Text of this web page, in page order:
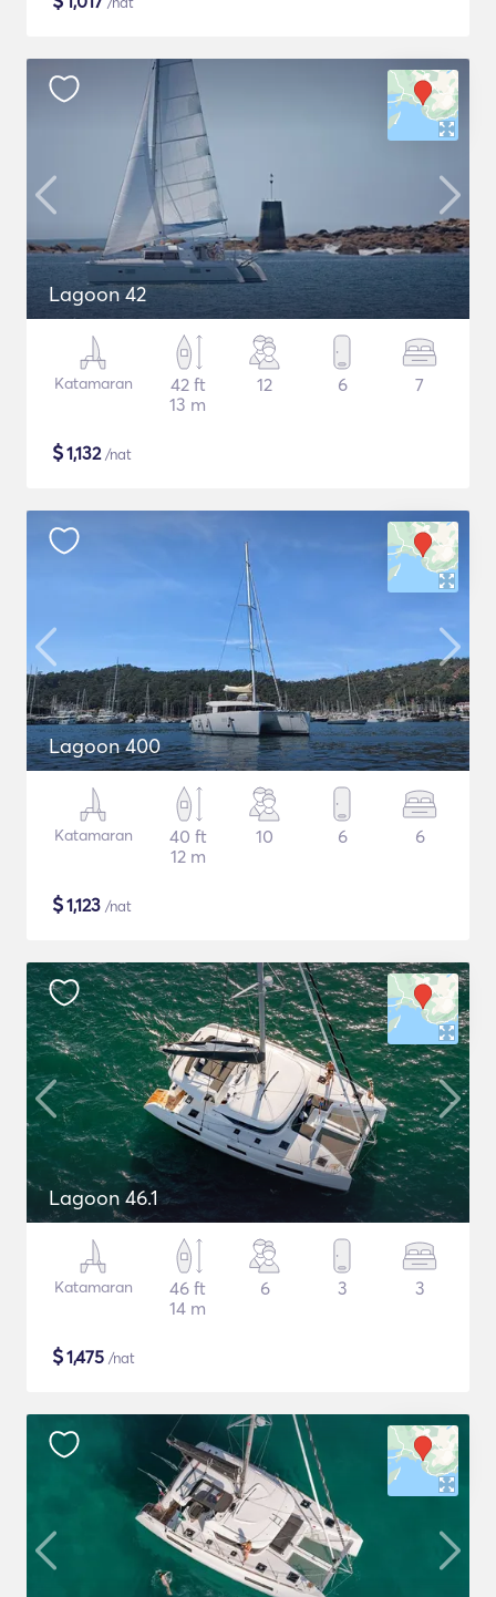
Lagoon 42
Katamaran
42 ft
13 m
12 6 7
$1,132/nat
Lagoon 400
Katamaran
40 ft
12 m
10 6 6
$1,123 /nat
Lagoon 46.1
Katamaran
46 ft
14 m
6 3 3
$1,475 /nat